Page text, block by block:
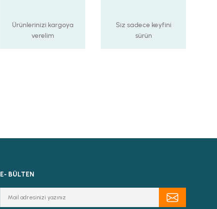
Ürünlerinizi kargoya
verelim
Siz sadece keyfini
sürün
E- BÜLTEN